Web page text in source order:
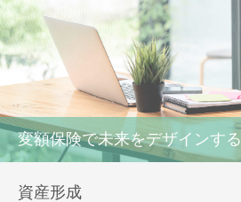
変額保険で未来をデザインする
資産形成
会社概要
ネット保険
事業保険